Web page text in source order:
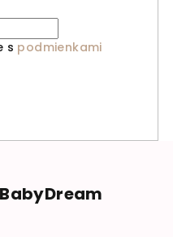
s podmienkami